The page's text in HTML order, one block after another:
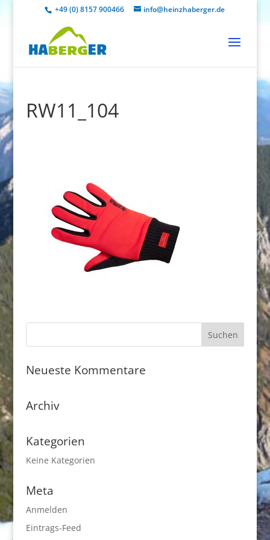
+49 (0) 8157 900466 info@heinzhaberger.de
RW11_104
Neueste Kommentare
Archiv
Kategorien
Keine Kategorien
Meta
Anmelden
Eintrags-Feed